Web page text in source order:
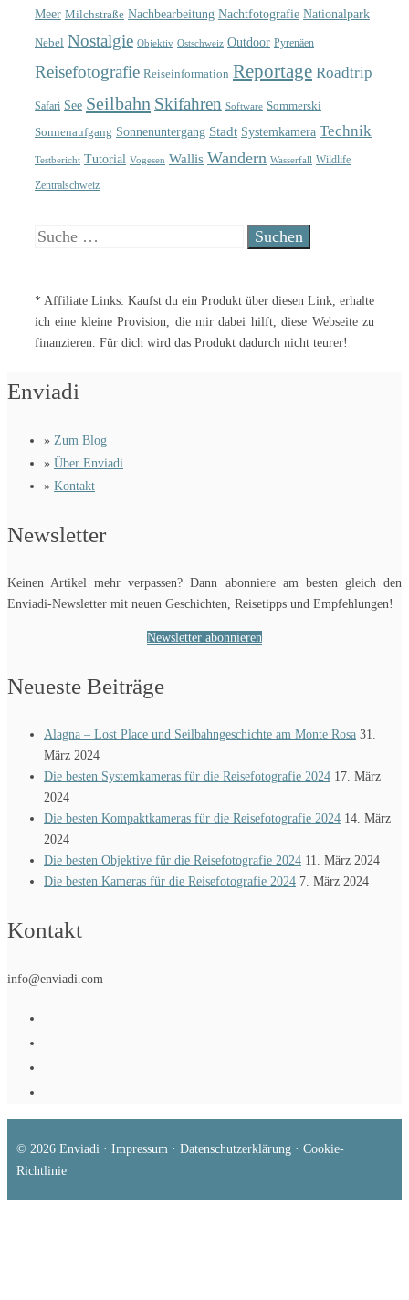
Meer Milchstraße Nachbearbeitung Nachtfotografie Nationalpark
Nebel Nostalgie Objektiv Ostschweiz Outdoor Pyrenäen
Reisefotografie Reiseinformation Reportage Roadtrip
Safari See Seilbahn Skifahren Software Sommerski
Sonnenaufgang Sonnenuntergang Stadt Systemkamera Technik
Testbericht Tutorial Vogesen Wallis Wandern Wasserfall Wildlife
Zentralschweiz
Suche
* Affiliate Links: Kaufst du ein Produkt über diesen Link, erhalte
ich eine kleine Provision, die mir dabei hilft, diese Webseite zu
finanzieren. Für dich wird das Produkt dadurch nicht teurer!
Enviadi
» Zum Blog
» Über Enviadi
» Kontakt
Newsletter
Keinen Artikel mehr verpassen? Dann abonniere am besten gleich den
Enviadi-Newsletter mit neuen Geschichten, Reisetipps und Empfehlungen!
Newsletter abonnieren
Neueste Beiträge
Alagna – Lost Place und Seilbahngeschichte am Monte Rosa 31.
März 2024
Die besten Systemkameras für die Reisefotografie 2024 17. März
2024
Die besten Kompaktkameras für die Reisefotografie 2024 14. März
2024
Die besten Objektive für die Reisefotografie 2024 11. März 2024
Die besten Kameras für die Reisefotografie 2024 7. März 2024
Kontakt
info@enviadi.com
© 2026 Enviadi · Impressum · Datenschutzerklärung · Cookie-
Richtlinie